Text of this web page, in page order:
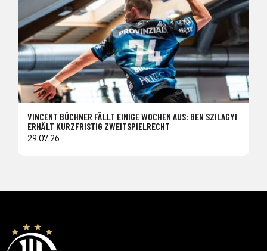
VINCENT BÜCHNER FÄLLT EINIGE WOCHEN AUS: BEN SZILAGYI
ERHÄLT KURZFRISTIG ZWEITSPIELRECHT
29.07.26